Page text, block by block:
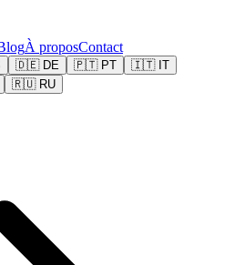
À proposContact
🇩🇪 DE 🇵🇹 PT 🇮🇹 IT
🇷🇺 RU